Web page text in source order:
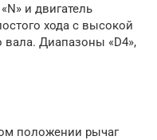
и двигатель
хода с высокой
вала. Диапазоны «D4»,
положении рычаг